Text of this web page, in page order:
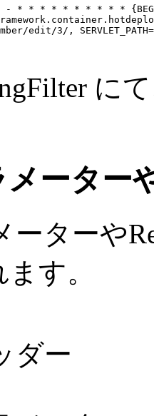
- * * * * * * * * * *
edit/3/,
に
メーター
ーターや
す。
ダー